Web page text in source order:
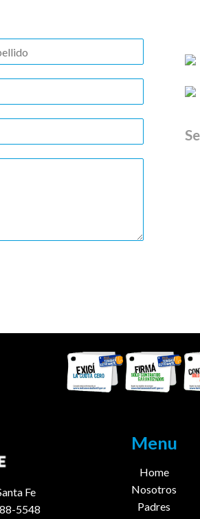
Fe
5548
Menu
Home
Nosotros
Padres